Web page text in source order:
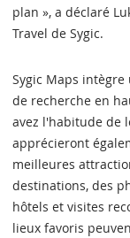
plan », a déclaré
Travel de Sygic.
Sygic Maps
de recherche en
avez l'habitude de
apprécieront
meilleures
destinations, des
hôtels et visites
lieux favoris